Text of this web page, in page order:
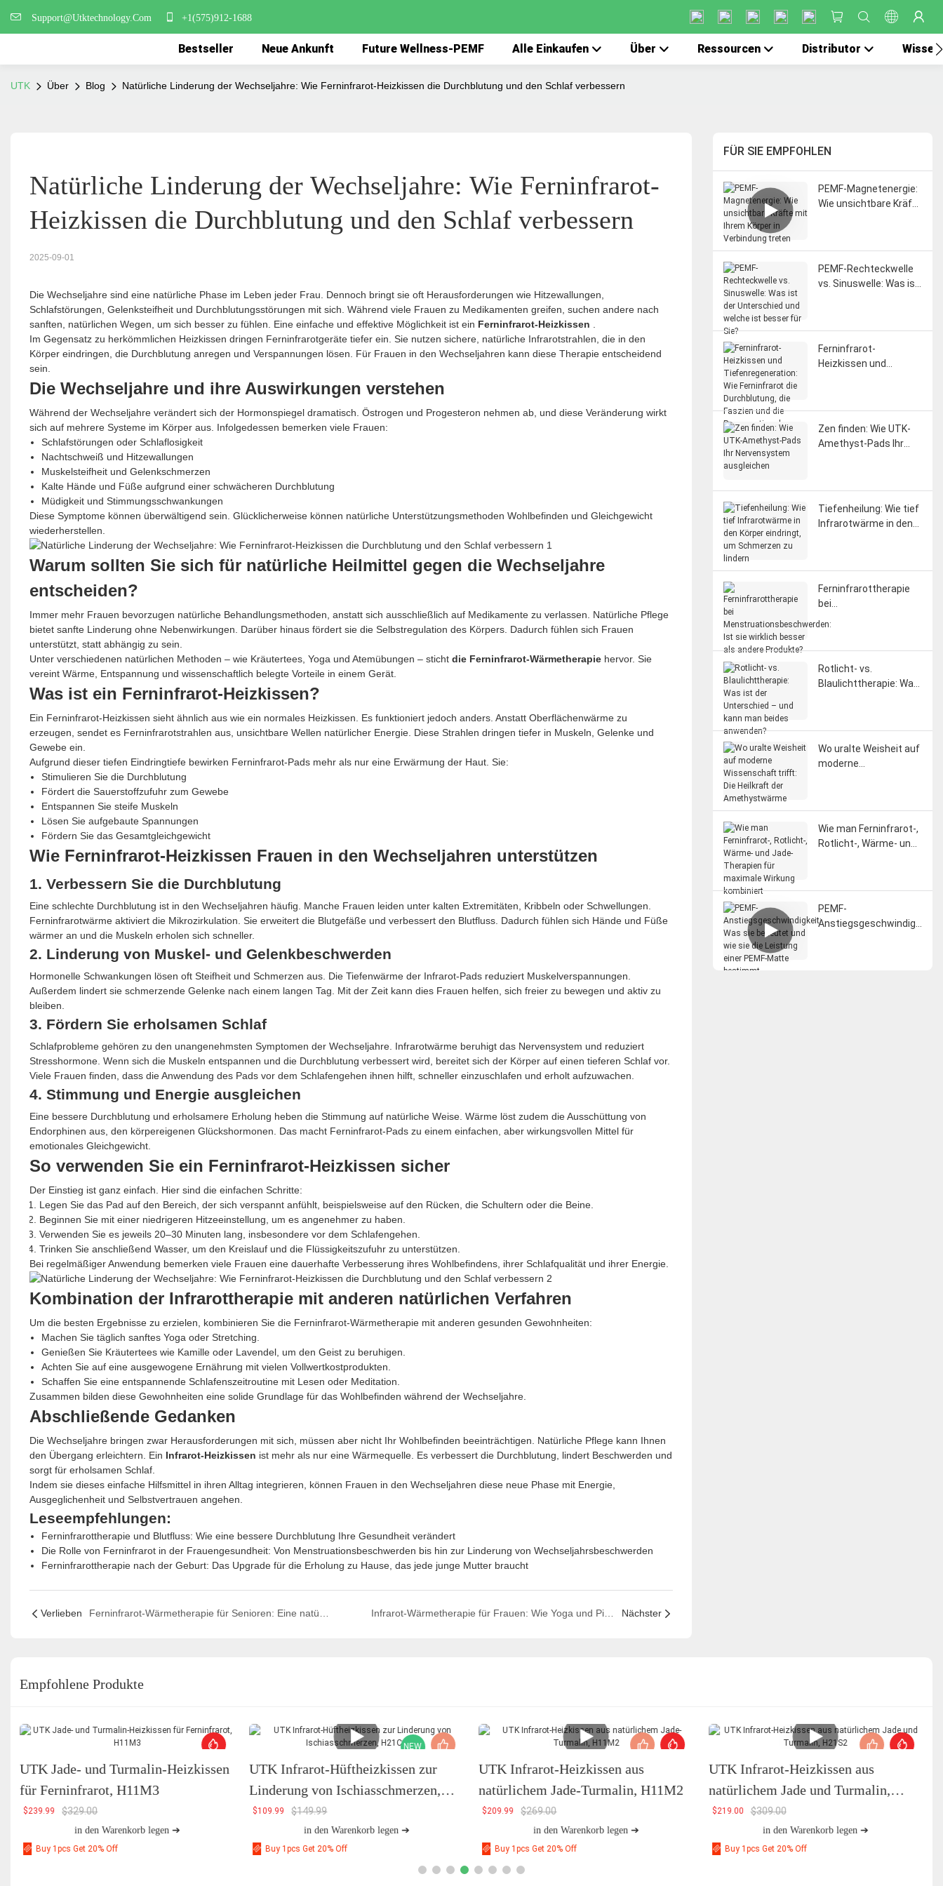
Support@Utktechnology.Com +1(575)912-1688
Bestseller Neue Ankunft Future Wellness-PEMF Alle Einkaufen Über Ressourcen Distributor Wissen
UTK Über Blog Natürliche Linderung der Wechseljahre: Wie Ferninfrarot-Heizkissen die Durchblutung und den Schlaf verbessern
Natürliche Linderung der Wechseljahre: Wie Ferninfrarot-
Heizkissen die Durchblutung und den Schlaf verbessern
2025-09-01
Die Wechseljahre sind eine natürliche Phase im Leben jeder Frau. Dennoch bringt sie oft Herausforderungen wie Hitzewallungen,
Schlafstörungen, Gelenksteifheit und Durchblutungsstörungen mit sich. Während viele Frauen zu Medikamenten greifen, suchen andere nach
sanften, natürlichen Wegen, um sich besser zu fühlen. Eine einfache und effektive Möglichkeit ist ein Ferninfrarot-Heizkissen
Im Gegensatz zu herkömmlichen Heizkissen dringen Ferninfrarotgeräte tiefer ein. Sie nutzen sichere, natürliche Infrarotstrahlen, die in den
Körper eindringen, die Durchblutung anregen und Verspannungen lösen. Für Frauen in den Wechseljahren kann diese Therapie entscheidend
sein.
Die Wechseljahre und ihre Auswirkungen verstehen
Während der Wechseljahre verändert sich der Hormonspiegel dramatisch. Östrogen und Progesteron nehmen ab, und diese Veränderung wirkt
sich auf mehrere Systeme im Körper aus. Infolgedessen bemerken viele Frauen:
Schlafstörungen oder Schlaflosigkeit
Nachtschweiß und Hitzewallungen
Muskelsteifheit und Gelenkschmerzen
Kalte Hände und Füße aufgrund einer schwächeren Durchblutung
Müdigkeit und Stimmungsschwankungen
Diese Symptome können überwältigend sein. Glücklicherweise können natürliche Unterstützungsmethoden Wohlbefinden und Gleichgewicht
wiederherstellen.
Warum sollten Sie sich für natürliche Heilmittel gegen die Wechseljahre
entscheiden?
Immer mehr Frauen bevorzugen natürliche Behandlungsmethoden, anstatt sich ausschließlich auf Medikamente zu verlassen. Natürliche Pflege
bietet sanfte Linderung ohne Nebenwirkungen. Darüber hinaus fördert sie die Selbstregulation des Körpers. Dadurch fühlen sich Frauen
unterstützt, statt abhängig zu sein.
Unter verschiedenen natürlichen Methoden – wie Kräutertees, Yoga und Atemübungen – sticht die Ferninfrarot-Wärmetherapiehervor. Sie
vereint Wärme, Entspannung und wissenschaftlich belegte Vorteile in einem Gerät.
Was ist ein Ferninfrarot-Heizkissen?
Ein Ferninfrarot-Heizkissen sieht ähnlich aus wie ein normales Heizkissen. Es funktioniert jedoch anders. Anstatt Oberflächenwärme zu
erzeugen, sendet es Ferninfrarotstrahlen aus, unsichtbare Wellen natürlicher Energie. Diese Strahlen dringen tiefer in Muskeln, Gelenke und
Gewebe ein.
Aufgrund dieser tiefen Eindringtiefe bewirken Ferninfrarot-Pads mehr als nur eine Erwärmung der Haut. Sie:
Stimulieren Sie die Durchblutung
Fördert die Sauerstoffzufuhr zum Gewebe
Entspannen Sie steife Muskeln
Lösen Sie aufgebaute Spannungen
Fördern Sie das Gesamtgleichgewicht
Wie Ferninfrarot-Heizkissen Frauen in den Wechseljahren unterstützen
1. Verbessern Sie die Durchblutung
Eine schlechte Durchblutung ist in den Wechseljahren häufig. Manche Frauen leiden unter kalten Extremitäten, Kribbeln oder Schwellungen.
Ferninfrarotwärme aktiviert die Mikrozirkulation. Sie erweitert die Blutgefäße und verbessert den Blutfluss. Dadurch fühlen sich Hände und Füße
wärmer an und die Muskeln erholen sich schneller.
2. Linderung von Muskel- und Gelenkbeschwerden
Hormonelle Schwankungen lösen oft Steifheit und Schmerzen aus. Die Tiefenwärme der Infrarot-Pads reduziert Muskelverspannungen.
Außerdem lindert sie schmerzende Gelenke nach einem langen Tag. Mit der Zeit kann dies Frauen helfen, sich freier zu bewegen und aktiv zu
bleiben.
3. Fördern Sie erholsamen Schlaf
Schlafprobleme gehören zu den unangenehmsten Symptomen der Wechseljahre. Infrarotwärme beruhigt das Nervensystem und reduziert
Stresshormone. Wenn sich die Muskeln entspannen und die Durchblutung verbessert wird, bereitet sich der Körper auf einen tieferen Schlaf vor.
Viele Frauen finden, dass die Anwendung des Pads vor dem Schlafengehen ihnen hilft, schneller einzuschlafen und erholt aufzuwachen.
4. Stimmung und Energie ausgleichen
Eine bessere Durchblutung und erholsamere Erholung heben die Stimmung auf natürliche Weise. Wärme löst zudem die Ausschüttung von
Endorphinen aus, den körpereigenen Glückshormonen. Das macht Ferninfrarot-Pads zu einem einfachen, aber wirkungsvollen Mittel für
emotionales Gleichgewicht.
So verwenden Sie ein Ferninfrarot-Heizkissen sicher
Der Einstieg ist ganz einfach. Hier sind die einfachen Schritte:
Legen Sie das Pad auf den Bereich, der sich verspannt anfühlt, beispielsweise auf den Rücken, die Schultern oder die Beine.
Beginnen Sie mit einer niedrigeren Hitzeeinstellung, um es angenehmer zu haben.
Verwenden Sie es jeweils 20–30 Minuten lang, insbesondere vor dem Schlafengehen.
Trinken Sie anschließend Wasser, um den Kreislauf und die Flüssigkeitszufuhr zu unterstützen.
Bei regelmäßiger Anwendung bemerken viele Frauen eine dauerhafte Verbesserung ihres Wohlbefindens, ihrer Schlafqualität und ihrer Energie.
Kombination der Infrarottherapie mit anderen natürlichen Verfahren
Um die besten Ergebnisse zu erzielen, kombinieren Sie die Ferninfrarot-Wärmetherapie mit anderen gesunden Gewohnheiten:
Machen Sie täglich sanftes Yoga oder Stretching.
Genießen Sie Kräutertees wie Kamille oder Lavendel, um den Geist zu beruhigen.
Achten Sie auf eine ausgewogene Ernährung mit vielen Vollwertkostprodukten.
Schaffen Sie eine entspannende Schlafenszeitroutine mit Lesen oder Meditation.
Zusammen bilden diese Gewohnheiten eine solide Grundlage für das Wohlbefinden während der Wechseljahre.
Abschließende Gedanken
Die Wechseljahre bringen zwar Herausforderungen mit sich, müssen aber nicht Ihr Wohlbefinden beeinträchtigen. Natürliche Pflege kann Ihnen
den Übergang erleichtern. Ein Infrarot-Heizkissen ist mehr als nur eine Wärmequelle. Es verbessert die Durchblutung, lindert Beschwerden und
sorgt für erholsamen Schlaf.
Indem sie dieses einfache Hilfsmittel in ihren Alltag integrieren, können Frauen in den Wechseljahren diese neue Phase mit Energie,
Ausgeglichenheit und Selbstvertrauen angehen.
Leseempfehlungen:
Ferninfrarottherapie und Blutfluss: Wie eine bessere Durchblutung Ihre Gesundheit verändert
Die Rolle von Ferninfrarot in der Frauengesundheit: Von Menstruationsbeschwerden bis hin zur Linderung von Wechseljahrsbeschwerden
Ferninfrarottherapie nach der Geburt: Das Upgrade für die Erholung zu Hause, das jede junge Mutter braucht
Verlieben Infrarot-Wärmetherapie für Frauen: Wie Yoga und Pilates für mehr Flexibilität und Entspannung sorgen Nächster
FÜR SIE EMPFOHLEN
PEMF-Magnetenergie:
Wie unsichtbare Kräfte
PEMF-Rechteckwelle
vs. Sinuswelle: Was ist
Ferninfrarot-
Heizkissen und
Faszien und die
Regeneration des
Nervensystems
Zen finden: Wie UTK-
Amethyst-Pads Ihr
Tiefenheilung: Wie tief
Infrarotwärme in den
Ferninfrarottherapie
bei
Menstruationsbeschw
Produkte?
Rotlicht- vs.
Blaulichttherapie: Was
Wo uralte Weisheit auf
moderne
Wie man Ferninfrarot-,
Rotlicht-, Wärme- und
PEMF-
Anstiegsgeschwindigk
Empfohlene Produkte
UTK Jade- und Turmalin-Heizkissen
für Ferninfrarot, H11M3
Buy 1pcs Get 20% Off
$239.99 $329.00
in den Warenkorb legen ➔
NEW
UTK Infrarot-Hüftheizkissen zur
Linderung von Ischiasschmerzen,
H21C1
Buy 1pcs Get 20% Off
$109.99 $149.99
in den Warenkorb legen ➔
UTK Infrarot-Heizkissen aus
natürlichem Jade-Turmalin, H11M2
Buy 1pcs Get 20% Off
$209.99 $269.00
in den Warenkorb legen ➔
UTK Infrarot-Heizkissen aus
natürlichem Jade und Turmalin,
H21S2
Buy 1pcs Get 20% Off
$219.00 $309.00
in den Warenkorb legen ➔